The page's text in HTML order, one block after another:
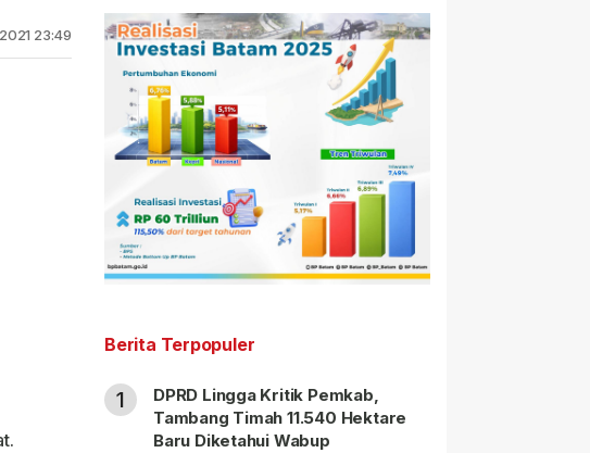
23:49
Berita Terpopuler
1
DPRD Lingga Kritik Pemkab,
Tambang Timah 11.540 Hektare
Baru Diketahui Wabup